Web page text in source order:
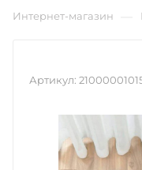
Интернет-магазин
Артикул: